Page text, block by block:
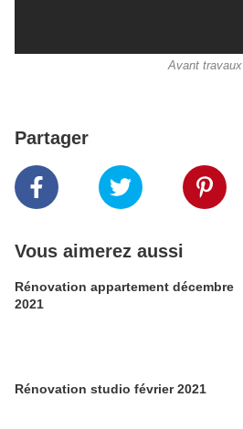
Avant travaux
Partager
Vous aimerez aussi
Rénovation appartement décembre
2021
Rénovation studio février 2021